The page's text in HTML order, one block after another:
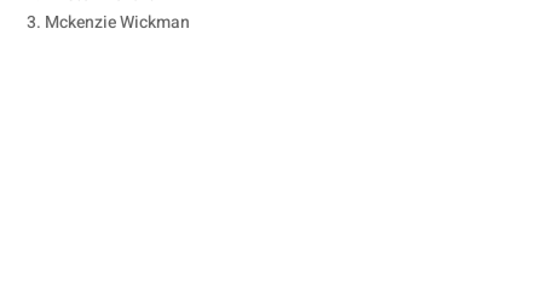
3. Mckenzie Wickman